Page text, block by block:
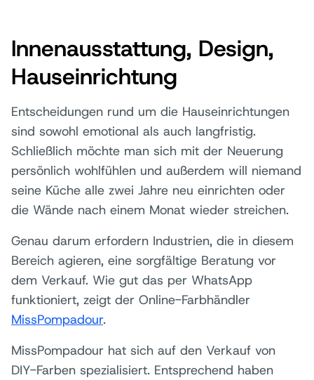
Innenausstattung, Design,
Hauseinrichtung
Entscheidungen rund um die Hauseinrichtungen
sind sowohl emotional als auch langfristig.
Schließlich möchte man sich mit der Neuerung
persönlich wohlfühlen und außerdem will niemand
seine Küche alle zwei Jahre neu einrichten oder
die Wände nach einem Monat wieder streichen.
Genau darum erfordern Industrien, die in diesem
Bereich agieren, eine sorgfältige Beratung vor
dem Verkauf. Wie gut das per WhatsApp
funktioniert, zeigt der Online-Farbhändler
MissPompadour.
MissPompadour hat sich auf den Verkauf von
DIY-Farben spezialisiert. Entsprechend haben